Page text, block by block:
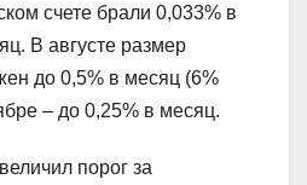
счете брали 0,033% в
В августе размер
до 0,5% в месяц (6%
– до 0,25% в месяц.
порог за